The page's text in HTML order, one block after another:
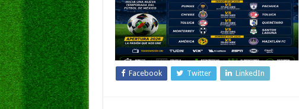
Facebook Twitter LinkedIn